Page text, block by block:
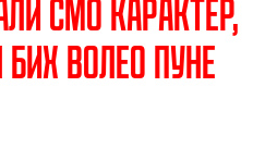
смо карактер,
волео пуне